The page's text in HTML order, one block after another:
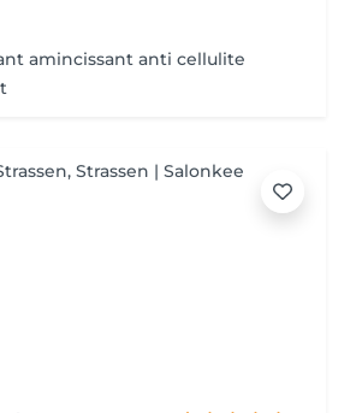
amincissant anti cellulite